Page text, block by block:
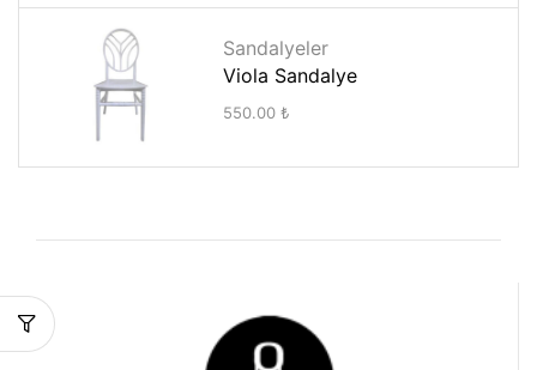
Sandalyeler
Viola Sandalye
550.00₺